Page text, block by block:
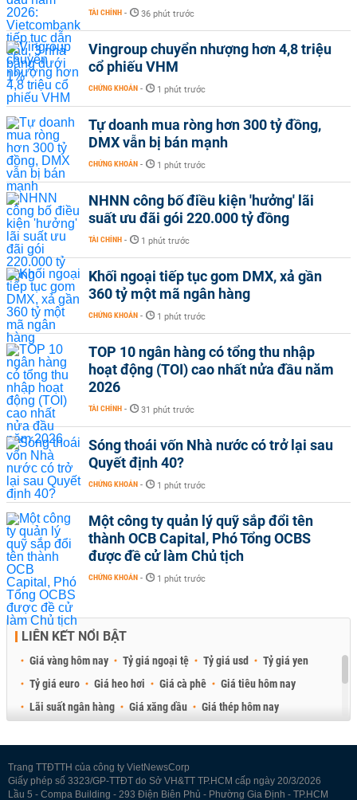
TÀI CHÍNH - 36 phút trước
Vingroup chuyển nhượng hơn 4,8 triệu
cổ phiếu VHM
CHỨNG KHOÁN - 1 phút trước
Tự doanh mua ròng hơn 300 tỷ đồng,
DMX vẫn bị bán mạnh
CHỨNG KHOÁN - 1 phút trước
NHNN công bố điều kiện 'hưởng' lãi
suất ưu đãi gói 220.000 tỷ đồng
TÀI CHÍNH - 1 phút trước
Khối ngoại tiếp tục gom DMX, xả gần
360 tỷ một mã ngân hàng
CHỨNG KHOÁN - 1 phút trước
TOP 10 ngân hàng có tổng thu nhập
hoạt động (TOI) cao nhất nửa đầu năm
2026
TÀI CHÍNH - 31 phút trước
Sóng thoái vốn Nhà nước có trở lại sau
Quyết định 40?
CHỨNG KHOÁN - 1 phút trước
Một công ty quản lý quỹ sắp đổi tên
thành OCB Capital, Phó Tổng OCBS
được đề cử làm Chủ tịch
CHỨNG KHOÁN - 1 phút trước
LIÊN KẾT NỔI BẬT
Giá vàng hôm nay Tỷ giá ngoại tệ Tỷ giá usd
Tỷ giá yen
Tỷ giá euro
Giá heo hơi Giá cà phê
Giá tiêu hôm nay
Lãi suất ngân hàng
Giá xăng dầu
Giá thép hôm nay
Trang TTĐTTH của công ty VietNewsCorp
Giấy phép số 3323/GP-TTĐT do Sở VH&TT TP.HCM cấp ngày 20/3/2026
Lầu 5 - Compa Building - 293 Điện Biên Phủ - Phường Gia Định - TP.HCM